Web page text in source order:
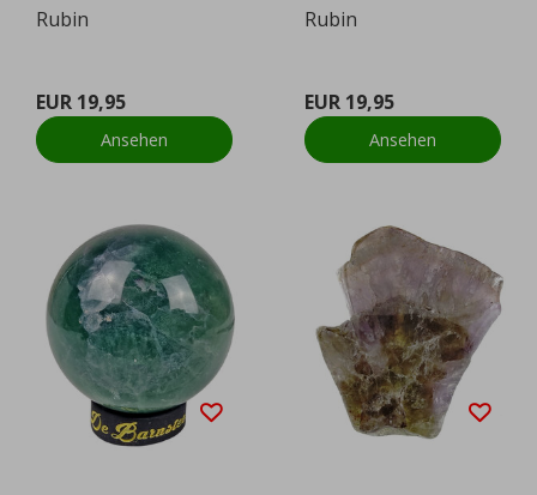
Rubin
EUR 19,95
Ansehen
Rubin
EUR 19,95
Ansehen